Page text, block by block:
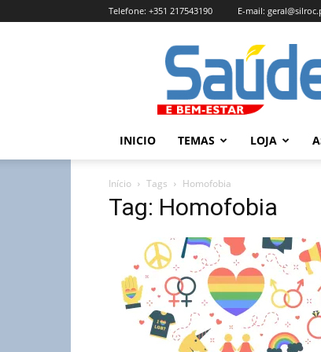
Telefone: +351 217543190 E-mail:
Revista
Saúde
e
Bem
Estar
Edição
INICIO TEMAS LOJA
Início Tags Homofobia
Tag: Homofobia